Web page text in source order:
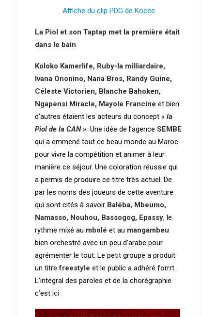
Affiche du clip PDG de Kocee
La Piol et son Taptap met la première était
dans le bain
Koloko Kamerlife, Ruby-la milliardaire,
Ivana Ononino, Nana Bros, Randy Guine,
Céleste Victorien, Blanche Bahoken,
Ngapensi Miracle, Mayole Francine et bien
d’autres étaient les acteurs du concept « la
Piol de la CAN » Une idée de l’agence SEMBE
qui a emmené tout ce beau monde au Maroc
pour vivre la compétition et animer à leur
manière ce séjour. Une coloration réussie qui
a permis de produire ce titre très actuel. De
par les noms des joueurs de cette aventure
qui sont cités à savoir Baléba, Mbeumo,
Namasso, Nouhou, Bassogog, Epassy, le
rythme mixé au mbolé et au mangambeu
bien orchestré avec un peu d’arabe pour
agrémenter le tout. Le petit groupe a produit
un titrefreestyle et le public a adhéré forrrt.
L’intégral des paroles et de la chorégraphie
c’est ici